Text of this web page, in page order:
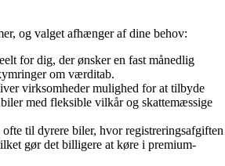
og valget afhænger af dine behov:
for dig, der ønsker en fast månedlig
om værditab.
virksomheder mulighed for at tilbyde
med fleksible vilkår og skattemæssige
ofte til dyrere biler, hvor registreringsafgiften
gør det billigere at køre i premium-